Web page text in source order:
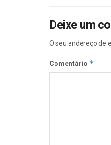
Deixe um
O seu endereço de
Comentário *